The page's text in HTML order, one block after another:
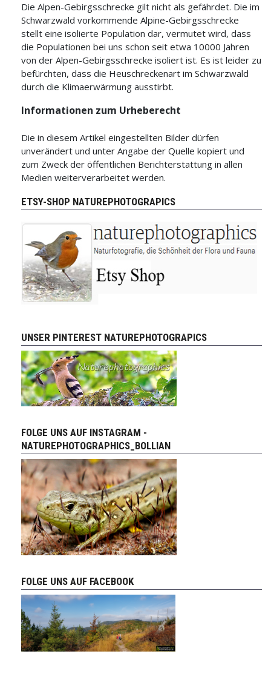
Die Alpen-Gebirgsschrecke gilt nicht als gefährdet. Die im
Schwarzwald vorkommende Alpine-Gebirgsschrecke
stellt eine isolierte Population dar, vermutet wird, dass
die Populationen bei uns schon seit etwa 10000 Jahren
von der Alpen-Gebirgsschrecke isoliert ist. Es ist leider zu
befürchten, dass die Heuschreckenart im Schwarzwald
durch die Klimaerwärmung ausstirbt.
Informationen zum Urheberecht
Die in diesem Artikel eingestellten Bilder dürfen
unverändert und unter Angabe der Quelle kopiert und
zum Zweck der öffentlichen Berichterstattung in allen
Medien weiterverarbeitet werden.
ETSY-SHOP NATUREPHOTOGRAPICS
UNSER PINTEREST NATUREPHOTOGRAPICS
FOLGE UNS AUF INSTAGRAM -
NATUREPHOTOGRAPHICS_BOLLIAN
FOLGE UNS AUF FACEBOOK